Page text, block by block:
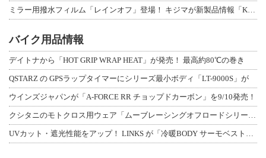
バイク用品情報
デイトナから「HOT GRIP WRAP HEAT」が発売！ 最高約80℃の巻き
QSTARZ の GPSラップタイマーにシリーズ最小ボディ「LT-9000S」が
ウインズジャパンが「A-FORCE RR チョップドカーボン」を9/10発売！